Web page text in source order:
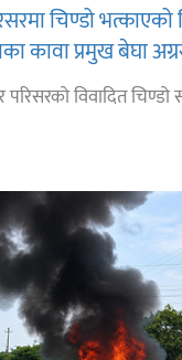
चिण्डो
कावा प्रमुख बेघा
विवादित चिण्डो